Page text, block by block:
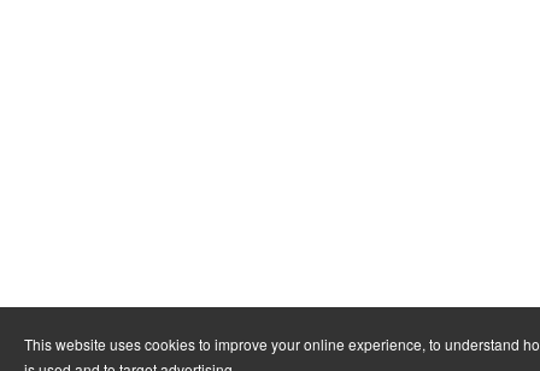
This website uses cookies to improve your online experience, to understand